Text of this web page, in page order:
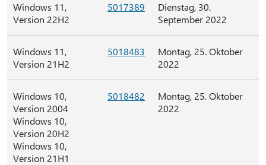
Windows 11,
Version 22H2
5017389
Dienstag, 30.
September 2022
Windows 11,
Version 21H2
5018483
Montag, 25. Oktober
2022
Windows 10,
Version 2004
Windows 10,
Version 20H2
Windows 10,
Version 21H1
5018482
Montag, 25. Oktober
2022